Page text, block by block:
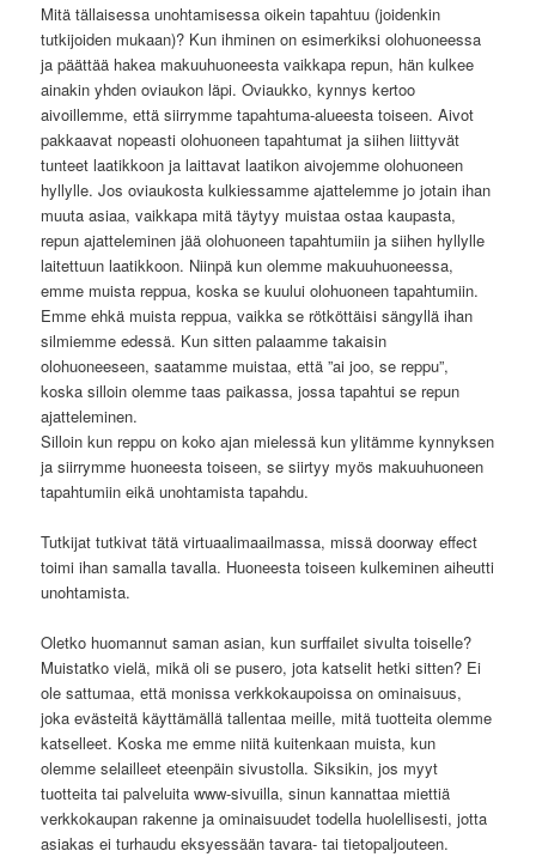
Mitä tällaisessa unohtamisessa oikein tapahtuu (joidenkin
tutkijoiden mukaan)? Kun ihminen on esimerkiksi olohuoneessa
ja päättää hakea makuuhuoneesta vaikkapa repun, hän kulkee
ainakin yhden oviaukon läpi. Oviaukko, kynnys kertoo
aivoillemme, että siirrymme tapahtuma-alueesta toiseen. Aivot
pakkaavat nopeasti olohuoneen tapahtumat ja siihen liittyvät
tunteet laatikkoon ja laittavat laatikon aivojemme olohuoneen
hyllylle. Jos oviaukosta kulkiessamme ajattelemme jo jotain ihan
muuta asiaa, vaikkapa mitä täytyy muistaa ostaa kaupasta,
repun ajatteleminen jää olohuoneen tapahtumiin ja siihen hyllylle
laitettuun laatikkoon. Niinpä kun olemme makuuhuoneessa,
emme muista reppua, koska se kuului olohuoneen tapahtumiin.
Emme ehkä muista reppua, vaikka se rötköttäisi sängyllä ihan
silmiemme edessä. Kun sitten palaamme takaisin
olohuoneeseen, saatamme muistaa, että ”ai joo, se reppu”,
koska silloin olemme taas paikassa, jossa tapahtui se repun
ajatteleminen.
Silloin kun reppu on koko ajan mielessä kun ylitämme kynnyksen
ja siirrymme huoneesta toiseen, se siirtyy myös makuuhuoneen
tapahtumiin eikä unohtamista tapahdu.
Tutkijat tutkivat tätä virtuaalimaailmassa, missä doorway effect
toimi ihan samalla tavalla. Huoneesta toiseen kulkeminen aiheutti
unohtamista.
Oletko huomannut saman asian, kun surffailet sivulta toiselle?
Muistatko vielä, mikä oli se pusero, jota katselit hetki sitten? Ei
ole sattumaa, että monissa verkkokaupoissa on ominaisuus,
joka evästeitä käyttämällä tallentaa meille, mitä tuotteita olemme
katselleet. Koska me emme niitä kuitenkaan muista, kun
olemme selailleet eteenpäin sivustolla. Siksikin, jos myyt
tuotteita tai palveluita www-sivuilla, sinun kannattaa miettiä
verkkokaupan rakenne ja ominaisuudet todella huolellisesti, jotta
asiakas ei turhaudu eksyessään tavara- tai tietopaljouteen.